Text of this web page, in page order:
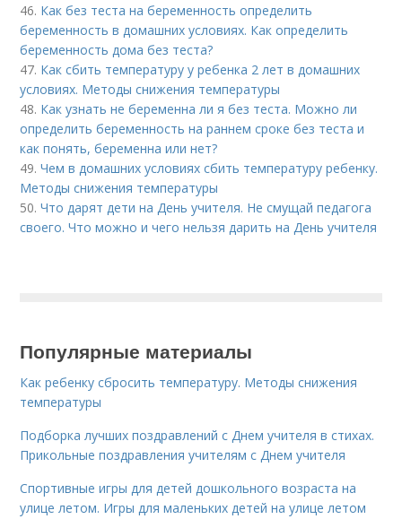
46. Как без теста на беременность определить
беременность в домашних условиях. Как определить
беременность дома без теста?
47. Как сбить температуру у ребенка 2 лет в домашних
условиях. Методы снижения температуры
48. Как узнать не беременна ли я без теста. Можно ли
определить беременность на раннем сроке без теста и
как понять, беременна или нет?
49.Чем в домашних условиях сбить температуру ребенку.
Методы снижения температуры
50.Что дарят дети на День учителя. Не смущай педагога
своего. Что можно и чего нельзя дарить на День учителя
Популярные материалы
Как ребенку сбросить температуру. Методы снижения
температуры
Подборка лучших поздравлений с Днем учителя в стихах.
Прикольные поздравления учителям с Днем учителя
Спортивные игры для детей дошкольного возраста на
улице летом. Игры для маленьких детей на улице летом